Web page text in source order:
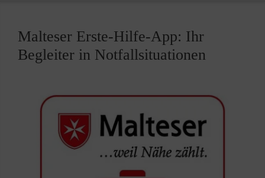
Malteser Erste-Hilfe-App: Ihr
Begleiter in Notfallsituationen